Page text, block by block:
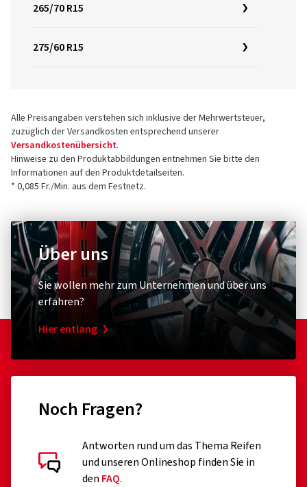
265/70 R15
275/60 R15
Alle Preisangaben verstehen sich inklusive der Mehrwertsteuer,
zuzüglich der Versandkosten entsprechend unserer
Versandkostenübersicht.
Hinweise zu den Produktabbildungen entnehmen Sie bitte den
Informationen auf den Produktdetailseiten.
* 0,085 Fr./Min. aus dem Festnetz.
Über uns
Sie wollen mehr zum Unternehmen und über uns
erfahren?
Hier entlang
Noch Fragen?
Antworten rund um das Thema Reifen
und unseren Onlineshop finden Sie in
den FAQ.